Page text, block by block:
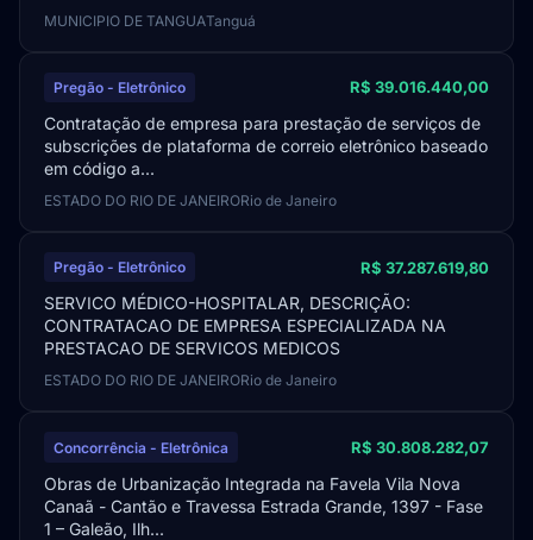
MUNICIPIO DE TANGUATanguá
Pregão - Eletrônico R$ 39.016.440,00
Contratação de empresa para prestação de serviços de
subscrições de plataforma de correio eletrônico baseado
em código a...
ESTADO DO RIO DE JANEIRORio de Janeiro
Pregão - Eletrônico R$ 37.287.619,80
SERVICO MÉDICO-HOSPITALAR, DESCRIÇÃO:
CONTRATACAO DE EMPRESA ESPECIALIZADA NA
PRESTACAO DE SERVICOS MEDICOS
ESTADO DO RIO DE JANEIRORio de Janeiro
Concorrência - Eletrônica R$ 30.808.282,07
Obras de Urbanização Integrada na Favela Vila Nova
Canaã - Cantão e Travessa Estrada Grande, 1397 - Fase
1 – Galeão, Ilh...